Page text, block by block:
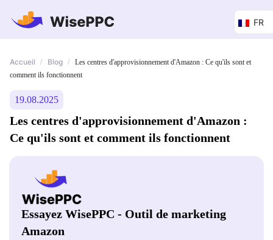
FR
Accueil / Blog /
Les centres d'approvisionnement d'Amazon : Ce qu'ils sont et
comment ils fonctionnent
19.08.2025
Les centres d'approvisionnement d'Amazon :
Ce qu'ils sont et comment ils fonctionnent
Essayez WisePPC - Outil de marketing
Amazon